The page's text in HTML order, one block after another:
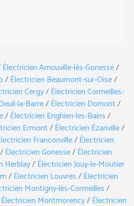
Électricien Arnouville-lès-Gonesse/
/Électricien Beaumont-sur-Oise/
Cergy/Électricien Cormeilles-
la-Barre/Électricien Domont/
/Électricien Enghien-les-Bains/
Ermont/Électricien Ézanville/
Franconville/Électricien
Électricien Gonesse/Électricien
Herblay/Électricien Jouy-le-Moutier
/Électricien Louvres/Électricien
Montigny-lès-Cormeilles/
Électricien Montmorency/Électricien